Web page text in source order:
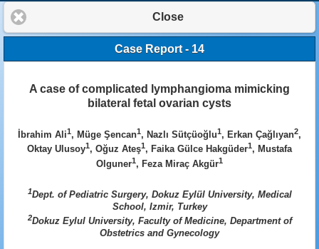
Close
Case Report - 14
A case of complicated lymphangioma mimicking
bilateral fetal ovarian cysts
İbrahim Ali1, Müge Şencan1, Nazlı Sütçüoğlu1, Erkan Çağlıyan2,
Oktay Ulusoy1, Oğuz Ateş1, Faika Gülce Hakgüder1, Mustafa
Olguner1, Feza Miraç Akgür1
1Dept. of Pediatric Surgery, Dokuz Eylül University, Medical
School, Izmir, Turkey
2Dokuz Eylul University, Faculty of Medicine, Department of
Obstetrics and Gynecology